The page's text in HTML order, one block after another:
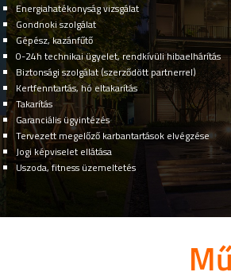
Energiahatékonyság vizsgálat
Gondnoki szolgálat
Gépész, kazánfűtő
0-24h technikai ügyelet, rendkívüli hibaelhárítás
Biztonsági szolgálat (szerződött partnerrel)
Kertfenntartás, hó eltakarítás
Takarítás
Garanciális ügyintézés
Tervezett megelőző karbantartások elvégzése
Jogi képviselet ellátása
Uszoda, fitness üzemeltetés